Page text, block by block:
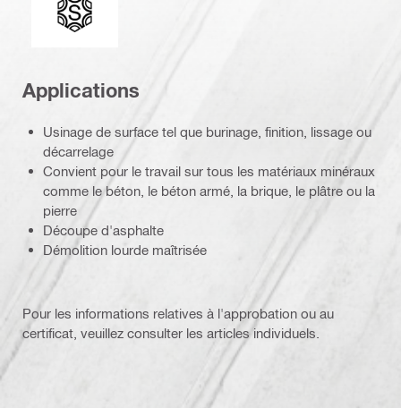
Applications
Usinage de surface tel que burinage, finition, lissage ou
décarrelage
Convient pour le travail sur tous les matériaux minéraux
comme le béton, le béton armé, la brique, le plâtre ou la
pierre
Découpe d'asphalte
Démolition lourde maîtrisée
Pour les informations relatives à l'approbation ou au
certificat, veuillez consulter les articles individuels.